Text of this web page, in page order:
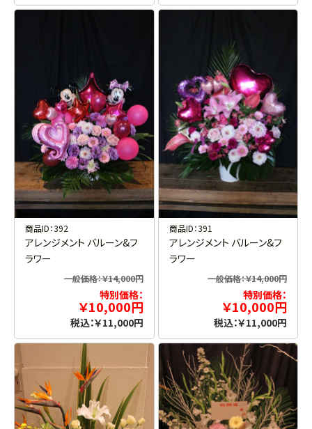
商品ID：392
アレンジメント バルーン&フ
ラワー
一般価格：￥14,000円
特別価格：
￥10,000円
税込：￥11,000円
商品ID：391
アレンジメント バルーン&フ
ラワー
一般価格：￥14,000円
特別価格：
￥10,000円
税込：￥11,000円